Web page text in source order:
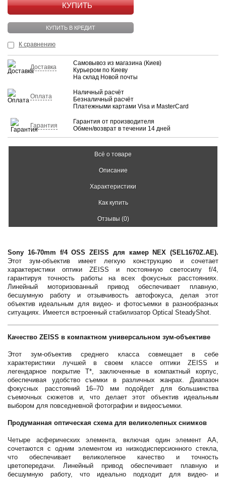
КУПИТЬ
КУПИТЬ В КРЕДИТ
К сравнению
Доставка
Самовывоз из магазина (Киев)
Курьером по Киеву
На склад Новой почты
Оплата
Наличный расчёт
Безналичный расчёт
Платежными картами Visa и MasterCard
Гарантия
Гарантия от производителя
Обмен/возврат в течении 14 дней
Всё о товаре
Описание
Характеристики
Как купить
Отзывы (0)
Sony 16-70mm f/4 OSS ZEISS для камер NEX (SEL1670Z.AE).
Этот зум-объектив имеет легкую конструкцию и сочетает
характеристики оптики ZEISS и постоянную светосилу f/4,
гарантируя точность работы на всех фокусных расстояниях.
Линейный моторизованный привод обеспечивает плавную,
бесшумную работу и отзывчивость автофокуса, делая этот
объектив идеальным для видео- и фотосъемки в разнообразных
ситуациях. Имеется встроенный стабилизатор Optical SteadyShot.
Качество ZEISS в компактном универсальном зум-объективе
Этот зум-объектив среднего класса совмещает в себе
характеристики лучшей в своем классе оптики ZEISS и
легендарное покрытие T*, заключенные в компактный корпус,
обеспечивая удобство съемки в различных жанрах. Диапазон
фокусных расстояний 16–70 мм подойдет для большинства
съемочных сюжетов и, что делает этот объектив идеальным
выбором для повседневной фотографии и видеосъемки.
Продуманная оптическая схема для великолепных снимков
Четыре асферических элемента, включая один элемент AA,
сочетаются с одним элементом из низкодисперсионного стекла,
что обеспечивает великолепное качество и точность
цветопередачи. Линейный привод обеспечивает плавную и
бесшумную работу, что идеально подходит для видео- и